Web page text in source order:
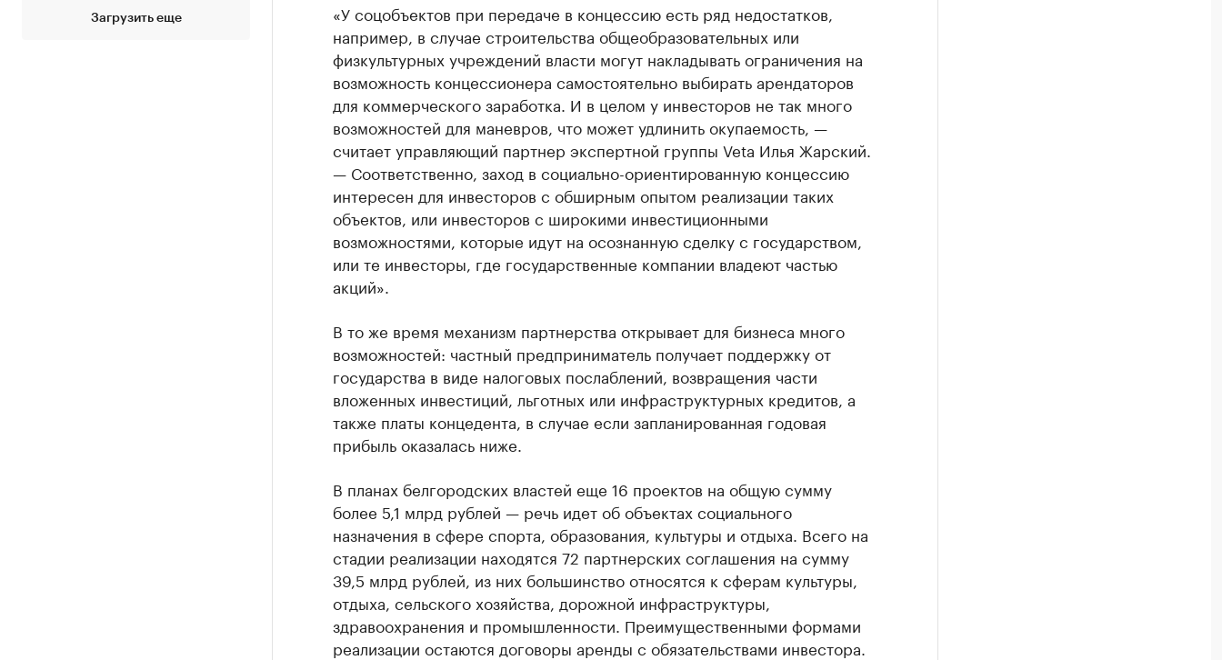
Загрузить еще
«У соцобъектов при передаче в концессию есть ряд недостатков,
например, в случае строительства общеобразовательных или
физкультурных учреждений власти могут накладывать ограничения на
возможность концессионера самостоятельно выбирать арендаторов
для коммерческого заработка. И в целом у инвесторов не так много
возможностей для маневров, что может удлинить окупаемость, —
считает управляющий партнер экспертной группы Veta Илья Жарский.
— Соответственно, заход в социально-ориентированную концессию
интересен для инвесторов с обширным опытом реализации таких
объектов, или инвесторов с широкими инвестиционными
возможностями, которые идут на осознанную сделку с государством,
или те инвесторы, где государственные компании владеют частью
акций».
В то же время механизм партнерства открывает для бизнеса много
возможностей: частный предприниматель получает поддержку от
государства в виде налоговых послаблений, возвращения части
вложенных инвестиций, льготных или инфраструктурных кредитов, а
также платы концедента, в случае если запланированная годовая
прибыль оказалась ниже.
В планах белгородских властей еще 16 проектов на общую сумму
более 5,1 млрд рублей — речь идет об объектах социального
назначения в сфере спорта, образования, культуры и отдыха. Всего на
стадии реализации находятся 72 партнерских соглашения на сумму
39,5 млрд рублей, из них большинство относятся к сферам культуры,
отдыха, сельского хозяйства, дорожной инфраструктуры,
здравоохранения и промышленности. Преимущественными формами
реализации остаются договоры аренды с обязательствами инвестора.